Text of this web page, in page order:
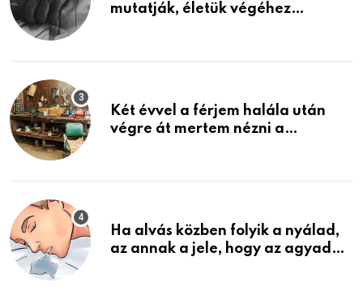
mutatják, életük végéhez
Két évvel a férjem halála után
végre át mertem nézni a
életemet
Ha alvás közben folyik a nyálad,
az annak a jele, hogy az agyad…